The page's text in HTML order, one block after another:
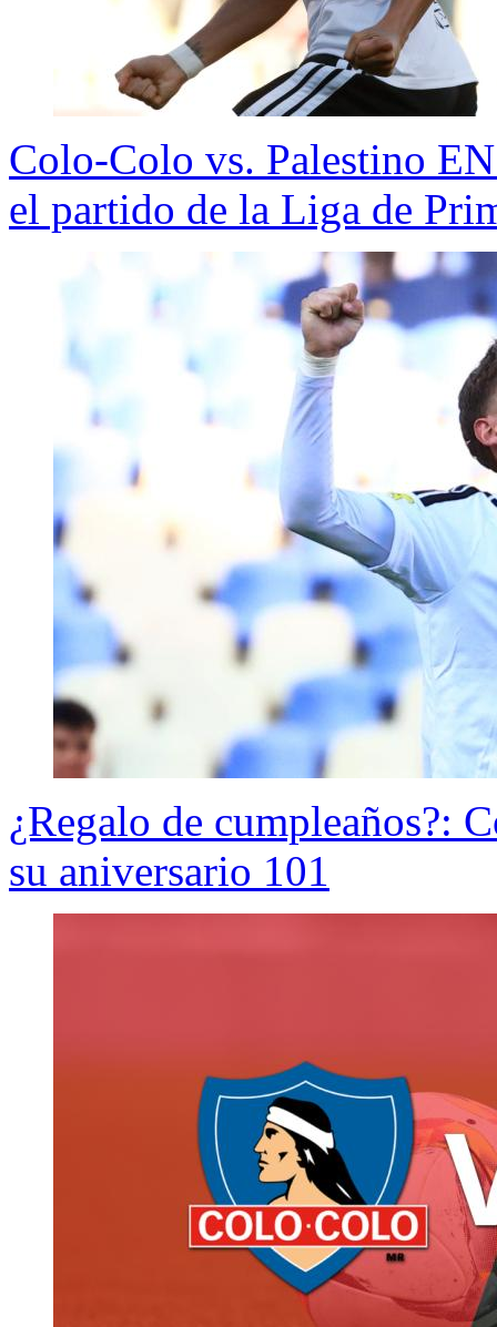
Colo-Colo vs. Palestino
el partido de la Liga de
¿Regalo de cumpleaños?:
su aniversario 101